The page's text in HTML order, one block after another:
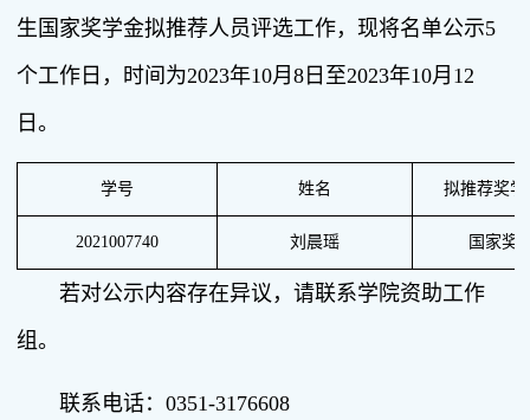
生国家奖学金拟推荐人员评选工作，现将名单公示5
个工作日，时间为2023年10月8日至2023年10月12
日。
学号 姓名 拟推荐奖学
2021007740 刘晨瑶 国家奖
若对公示内容存在异议，请联系学院资助工作
组。
联系电话：0351-3176608